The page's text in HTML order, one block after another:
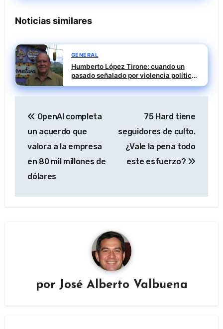
Noticias similares
GENERAL
Humberto López Tirone: cuando un
pasado señalado por violencia política
alcanza a IBEROATUR
de
entradas
OpenAI completa
un acuerdo que
valora a la empresa
en 80 mil millones de
dólares
75 Hard tiene
seguidores de culto.
¿Vale la pena todo
este esfuerzo?
por José Alberto Valbuena